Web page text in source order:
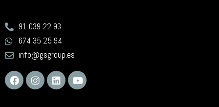
91 039 22 93
674 35 25 94
info@gsgroup.es